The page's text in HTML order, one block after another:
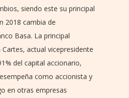
siendo este su principal
2018 cambia de
Basa. La principal
actual vicepresidente
del capital accionario,
como accionista y
en otras empresas